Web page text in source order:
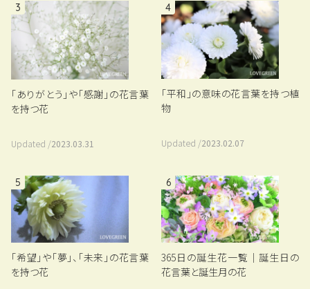
3
「ありがとう」や「感謝」の花言葉
を持つ花
Updated /2023.03.31
4
「平和」の意味の花言葉を持つ植
物
Updated /2023.02.07
5
「希望」や「夢」、「未来」の花言葉
を持つ花
6
365日の誕生花一覧｜誕生日の
花言葉と誕生月の花